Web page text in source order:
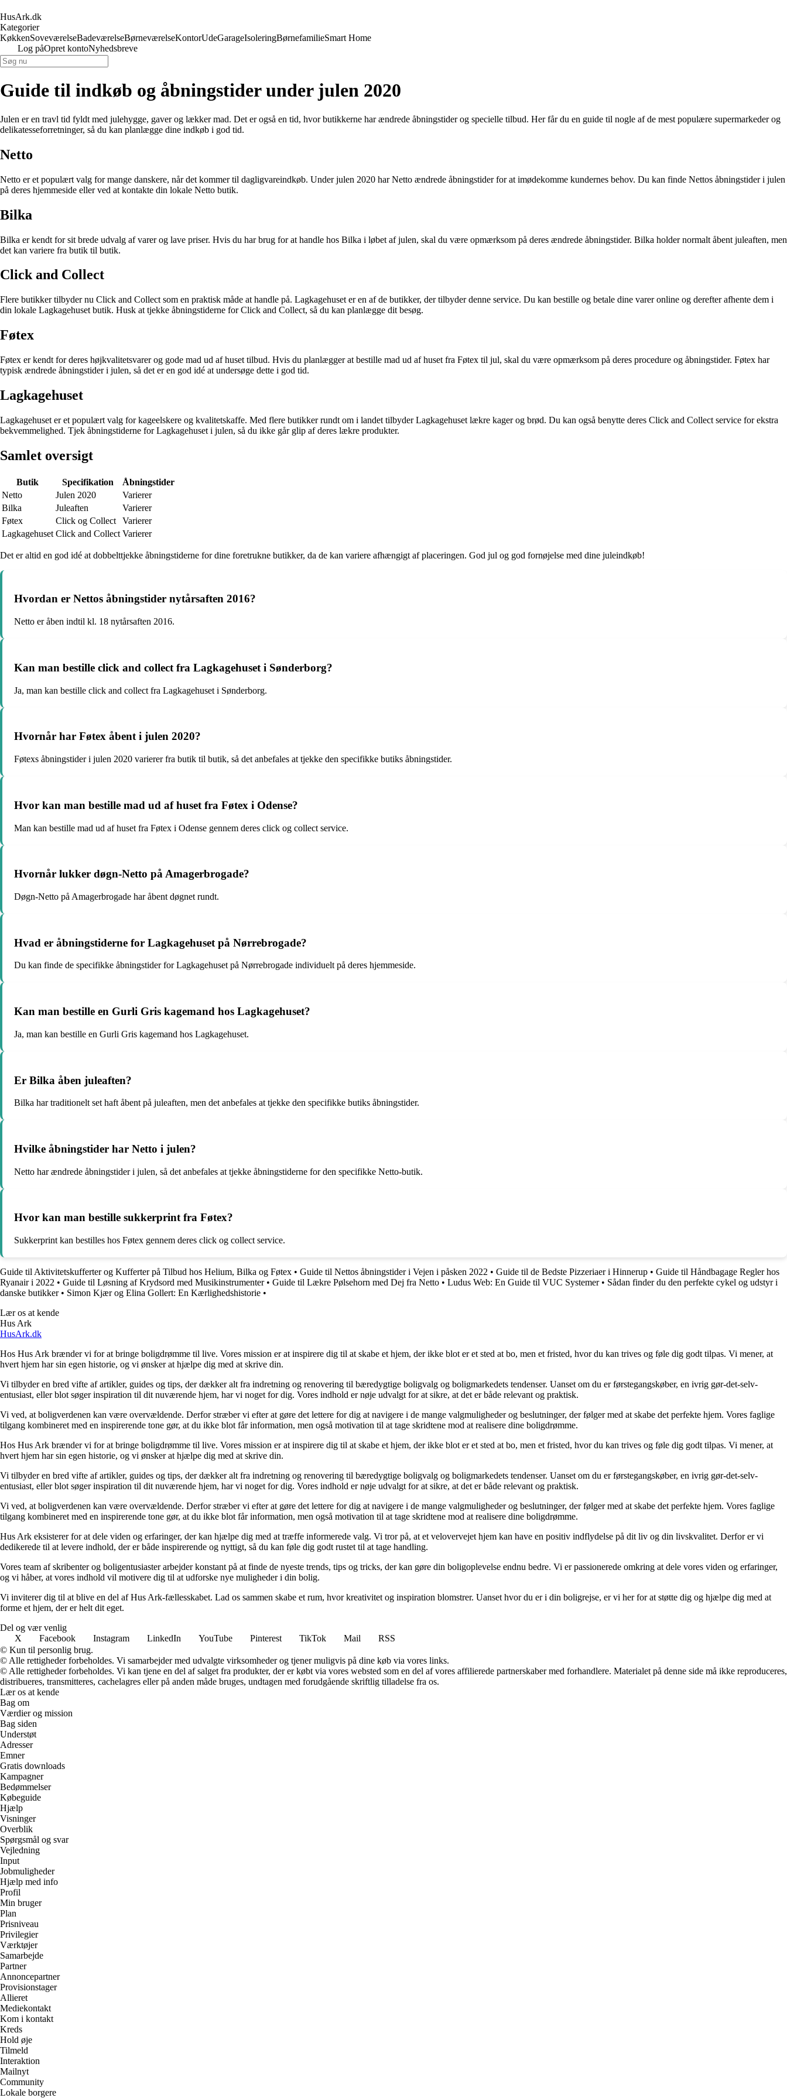
HusArk.dk
Kategorier
KøkkenSoveværelseBadeværelseBørneværelseKontorUdeGarageIsoleringBørnefamilieSmart Home
Log påOpret kontoNyhedsbreve
Guide til indkøb og åbningstider under julen 2020
Julen er en travl tid fyldt med julehygge, gaver og lækker mad. Det er også en tid, hvor butikkerne har ændrede åbningstider og specielle tilbud. Her får du en guide til nogle af de mest populære supermarkeder og
delikatesseforretninger, så du kan planlægge dine indkøb i god tid.
Netto
Netto er et populært valg for mange danskere, når det kommer til dagligvareindkøb. Under julen 2020 har Netto ændrede åbningstider for at imødekomme kundernes behov. Du kan finde Nettos åbningstider i julen
på deres hjemmeside eller ved at kontakte din lokale Netto butik.
Bilka
Bilka er kendt for sit brede udvalg af varer og lave priser. Hvis du har brug for at handle hos Bilka i løbet af julen, skal du være opmærksom på deres ændrede åbningstider. Bilka holder normalt åbent juleaften, men
det kan variere fra butik til butik.
Click and Collect
Flere butikker tilbyder nu Click and Collect som en praktisk måde at handle på. Lagkagehuset er en af de butikker, der tilbyder denne service. Du kan bestille og betale dine varer online og derefter afhente dem i
din lokale Lagkagehuset butik. Husk at tjekke åbningstiderne for Click and Collect, så du kan planlægge dit besøg.
Føtex
Føtex er kendt for deres højkvalitetsvarer og gode mad ud af huset tilbud. Hvis du planlægger at bestille mad ud af huset fra Føtex til jul, skal du være opmærksom på deres procedure og åbningstider. Føtex har
typisk ændrede åbningstider i julen, så det er en god idé at undersøge dette i god tid.
Lagkagehuset
Lagkagehuset er et populært valg for kageelskere og kvalitetskaffe. Med flere butikker rundt om i landet tilbyder Lagkagehuset lækre kager og brød. Du kan også benytte deres Click and Collect service for ekstra
bekvemmelighed. Tjek åbningstiderne for Lagkagehuset i julen, så du ikke går glip af deres lækre produkter.
Samlet oversigt
Butik Specifikation
Åbningstider
Netto
Julen 2020
Varierer
Bilka
Juleaften
Varierer
Føtex
Click og Collect
Varierer
Lagkagehuset Click and Collect Varierer
Det er altid en god idé at dobbelttjekke åbningstiderne for dine foretrukne butikker, da de kan variere afhængigt af placeringen. God jul og god fornøjelse med dine juleindkøb!
Hvordan er Nettos åbningstider nytårsaften 2016?
Netto er åben indtil kl. 18 nytårsaften 2016.
Kan man bestille click and collect fra Lagkagehuset i Sønderborg?
Ja, man kan bestille click and collect fra Lagkagehuset i Sønderborg.
Hvornår har Føtex åbent i julen 2020?
Føtexs åbningstider i julen 2020 varierer fra butik til butik, så det anbefales at tjekke den specifikke butiks åbningstider.
Hvor kan man bestille mad ud af huset fra Føtex i Odense?
Man kan bestille mad ud af huset fra Føtex i Odense gennem deres click og collect service.
Hvornår lukker døgn-Netto på Amagerbrogade?
Døgn-Netto på Amagerbrogade har åbent døgnet rundt.
Hvad er åbningstiderne for Lagkagehuset på Nørrebrogade?
Du kan finde de specifikke åbningstider for Lagkagehuset på Nørrebrogade individuelt på deres hjemmeside.
Kan man bestille en Gurli Gris kagemand hos Lagkagehuset?
Ja, man kan bestille en Gurli Gris kagemand hos Lagkagehuset.
Er Bilka åben juleaften?
Bilka har traditionelt set haft åbent på juleaften, men det anbefales at tjekke den specifikke butiks åbningstider.
Hvilke åbningstider har Netto i julen?
Netto har ændrede åbningstider i julen, så det anbefales at tjekke åbningstiderne for den specifikke Netto-butik.
Hvor kan man bestille sukkerprint fra Føtex?
Sukkerprint kan bestilles hos Føtex gennem deres click og collect service.
Guide til Aktivitetskufferter og Kufferter på Tilbud hos Helium, Bilka og Føtex • Guide til Nettos åbningstider i Vejen i påsken 2022 • Guide til de Bedste Pizzeriaer i Hinnerup • Guide til Håndbagage Regler hos
Ryanair i 2022 • Guide til Løsning af Krydsord med Musikinstrumenter• Guide til Lækre Pølsehorn med Dej fra Netto • Ludus Web: En Guide til VUC Systemer• Sådan finder du den perfekte cykel og udstyr i
danske butikker• Simon Kjær og Elina Gollert: En Kærlighedshistorie •
Lær os at kende
Hus Ark
HusArk.dk
Hos Hus Ark brænder vi for at bringe boligdrømme til live. Vores mission er at inspirere dig til at skabe et hjem, der ikke blot er et sted at bo, men et fristed, hvor du kan trives og føle dig godt tilpas. Vi mener, at
hvert hjem har sin egen historie, og vi ønsker at hjælpe dig med at skrive din.
Vi tilbyder en bred vifte af artikler, guides og tips, der dækker alt fra indretning og renovering til bæredygtige boligvalg og boligmarkedets tendenser. Uanset om du er førstegangskøber, en ivrig gør-det-selv-
entusiast, eller blot søger inspiration til dit nuværende hjem, har vi noget for dig. Vores indhold er nøje udvalgt for at sikre, at det er både relevant og praktisk.
Vi ved, at boligverdenen kan være overvældende. Derfor stræber vi efter at gøre det lettere for dig at navigere i de mange valgmuligheder og beslutninger, der følger med at skabe det perfekte hjem. Vores faglige
tilgang kombineret med en inspirerende tone gør, at du ikke blot får information, men også motivation til at tage skridtene mod at realisere dine boligdrømme.
Hos Hus Ark brænder vi for at bringe boligdrømme til live. Vores mission er at inspirere dig til at skabe et hjem, der ikke blot er et sted at bo, men et fristed, hvor du kan trives og føle dig godt tilpas. Vi mener, at
hvert hjem har sin egen historie, og vi ønsker at hjælpe dig med at skrive din.
Vi tilbyder en bred vifte af artikler, guides og tips, der dækker alt fra indretning og renovering til bæredygtige boligvalg og boligmarkedets tendenser. Uanset om du er førstegangskøber, en ivrig gør-det-selv-
entusiast, eller blot søger inspiration til dit nuværende hjem, har vi noget for dig. Vores indhold er nøje udvalgt for at sikre, at det er både relevant og praktisk.
Vi ved, at boligverdenen kan være overvældende. Derfor stræber vi efter at gøre det lettere for dig at navigere i de mange valgmuligheder og beslutninger, der følger med at skabe det perfekte hjem. Vores faglige
tilgang kombineret med en inspirerende tone gør, at du ikke blot får information, men også motivation til at tage skridtene mod at realisere dine boligdrømme.
Hus Ark eksisterer for at dele viden og erfaringer, der kan hjælpe dig med at træffe informerede valg. Vi tror på, at et velovervejet hjem kan have en positiv indflydelse på dit liv og din livskvalitet. Derfor er vi
dedikerede til at levere indhold, der er både inspirerende og nyttigt, så du kan føle dig godt rustet til at tage handling.
Vores team af skribenter og boligentusiaster arbejder konstant på at finde de nyeste trends, tips og tricks, der kan gøre din boligoplevelse endnu bedre. Vi er passionerede omkring at dele vores viden og erfaringer,
og vi håber, at vores indhold vil motivere dig til at udforske nye muligheder i din bolig.
Vi inviterer dig til at blive en del af Hus Ark-fællesskabet. Lad os sammen skabe et rum, hvor kreativitet og inspiration blomstrer. Uanset hvor du er i din boligrejse, er vi her for at støtte dig og hjælpe dig med at
forme et hjem, der er helt dit eget.
Del og vær venlig
X
Facebook Instagram LinkedIn YouTube Pinterest TikTok Mail
RSS
© Kun til personlig brug.
© Alle rettigheder forbeholdes. Vi samarbejder med udvalgte virksomheder og tjener muligvis på dine køb via vores links.
© Alle rettigheder forbeholdes. Vi kan tjene en del af salget fra produkter, der er købt via vores websted som en del af vores affilierede partnerskaber med forhandlere. Materialet på denne side må ikke reproduceres,
distribueres, transmitteres, cachelagres eller på anden måde bruges, undtagen med forudgående skriftlig tilladelse fra os.
Lær os at kende
Bag om
Værdier og mission
Bag siden
Understøt
Adresser
Emner
Gratis downloads
Kampagner
Bedømmelser
Købeguide
Hjælp
Visninger
Overblik
Spørgsmål og svar
Vejledning
Input
Jobmuligheder
Hjælp med info
Profil
Min bruger
Plan
Prisniveau
Privilegier
Værktøjer
Samarbejde
Partner
Annoncepartner
Provisionstager
Allieret
Mediekontakt
Kom i kontakt
Kreds
Hold øje
Tilmeld
Interaktion
Mailnyt
Community
Lokale borgere